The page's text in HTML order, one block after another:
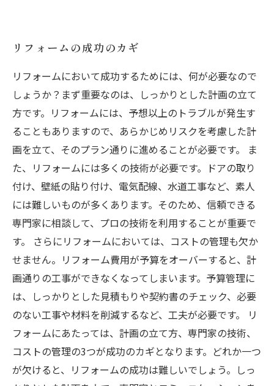
リフォームの成功のカギ
リフォームにおいて成功するためには、何が必要なので
しょうか？まず重要なのは、しっかりとした計画の立て
方です。リフォームには、予想以上のトラブルが発生す
ることもありますので、あらかじめリスクを考慮した計
画を立て、そのプラン通りに進めることが必要です。 ま
た、リフォームには多くの技術が必要です。ドアの取り
付け、壁紙の貼り付け、電気配線、水道工事など、素人
には難しいものが多くあります。そのため、信頼できる
専門家に相談して、プロの技術を利用することが重要で
す。 さらにリフォームにおいては、コストの管理も欠か
せません。リフォーム費用が予算をオーバーすると、計
画通りの工事ができなくなってしまいます。予算管理に
は、しっかりとした見積もりや契約書のチェック、必要
のない工事や材料を削減するなど、工夫が必要です。 リ
フォームにあたっては、計画の立て方、専門家の技術、
コストの管理の3つが成功のカギとなります。どれか一つ
が欠けると、リフォームの成功は難しいでしょう。しっ